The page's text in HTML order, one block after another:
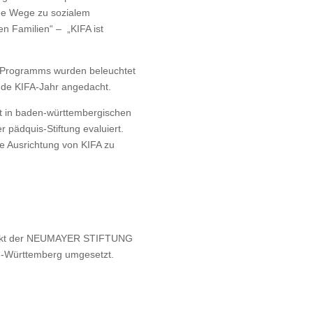
Wege zu sozialem
Familien“ – „KIFA ist
wurden beleuchtet
KIFA-Jahr angedacht.
in baden-württembergischen
pädquis-Stiftung evaluiert.
Ausrichtung von KIFA zu
der NEUMAYER STIFTUNG
umgesetzt.